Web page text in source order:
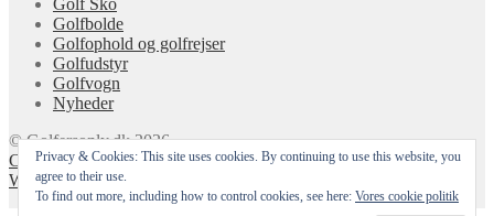
Golfbolde
Golfophold og golfrejser
Golfudstyr
Golfvogn
Nyheder
© Golfersonly.dk 2026
Cookie & PrivatlivspolitikDesignet med Storefront &
WooCommerce.
Privacy & Cookies: This site uses cookies. By continuing to use this website, you
agree to their use.
To find out more, including how to control cookies, see here: Vores cookie politik